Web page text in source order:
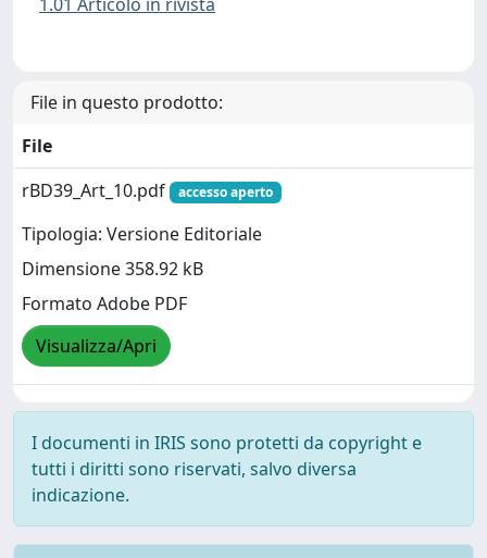
File in questo prodotto:
File
rBD39_Art_10.pdf
accesso aperto
Tipologia: Versione Editoriale
Dimensione 358.92 kB
Formato Adobe PDF
Visualizza/Apri
I documenti in IRIS sono protetti da copyright e
tutti i diritti sono riservati, salvo diversa
indicazione.